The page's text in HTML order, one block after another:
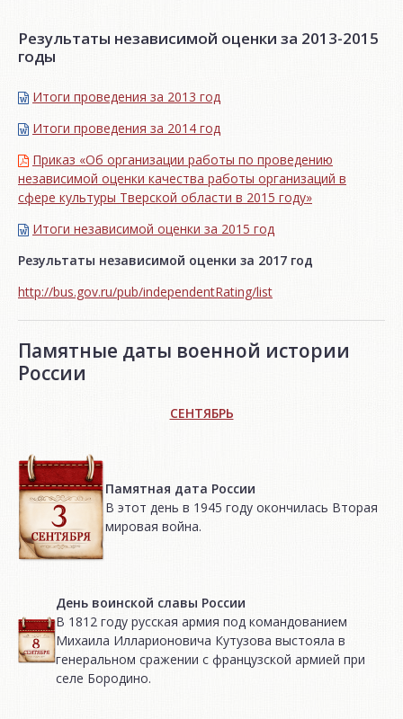
Результаты независимой оценки за 2013-2015
годы
Итоги проведения за 2013 год
Итоги проведения за 2014 год
Приказ «Об организации работы по проведению
независимой оценки качества работы организаций в
сфере культуры Тверской области в 2015 году»
Итоги независимой oценки за 2015 год
Результаты независимой оценки за 2017 год
http://bus.gov.ru/pub/independentRating/list
Памятные даты военной истории
России
СЕНТЯБРЬ
Памятная дата России
В этот день в 1945 году окончилась Вторая
мировая война.
День воинской славы России
В 1812 году русская армия под командованием
Михаила Илларионовича Кутузова выстояла в
генеральном сражении с французской армией при
селе Бородино.